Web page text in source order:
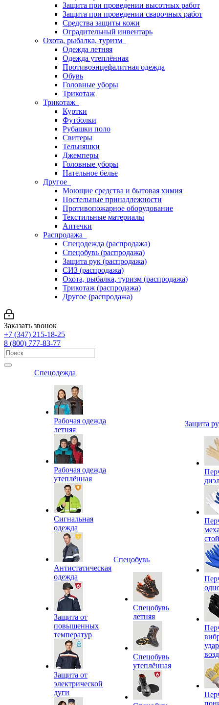
Защита при проведении высотных работ
Защита при проведении сварочных работ
Средства защиты кожи
Оградительный инвентарь
Охота, рыбалка, туризм
Одежда летняя
Одежда утеплённая
Противоэнцефалитная одежда
Обувь
Головные уборы
Трикотаж
Трикотаж
Куртки
Футболки
Рубашки поло
Свитеры
Тельняшки
Джемперы
Головные уборы
Нательное белье
Другое
Моющие средства и бытовая химия
Постельные принадлежности
Противопожарное оборудование
Текстильные материалы
Аптечки
Распродажа
Спецодежда (распродажа)
Спецобувь (распродажа)
Защита рук (распродажа)
СИЗ (распродажа)
Охота, рыбалка, туризм (распродажа)
Трикотаж (распродажа)
Другое (распродажа)
Заказать звонок
+7 (347) 215-18-25
8 (800) 777-83-77
Спецодежда
Рабочая одежда
летняя
Рабочая одежда
утеплённая
Сигнальная
одежда
Антистатическая
одежда
Защита от
повышенных
температур
Защита от
электрической
дуги
Спецобувь
Спецобувь
летняя
Спецобувь
утеплённая
Защита